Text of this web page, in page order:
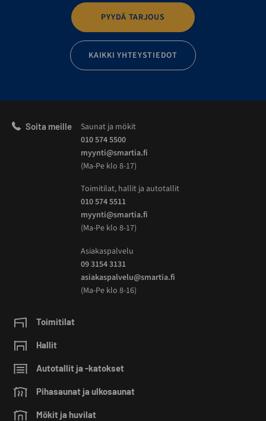
PYYDÄ TARJOUS
KAIKKI YHTEYSTIEDOT
Soita meille
Saunat ja mökit
010 574 5500
myynti@smartia.fi
(Ma-Pe klo 8-17)
Toimitilat, hallit ja autotallit
010 574 5511
myynti@smartia.fi
(Ma-Pe klo 8-17)
Asiakaspalvelu
09 3154 3131
asiakaspalvelu@smartia.fi
(Ma-Pe klo 8-16)
Toimitilat
Hallit
Autotallit ja -katokset
Pihasaunat ja ulkosaunat
Mökit ja huvilat